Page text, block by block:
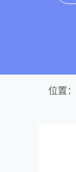
位置：